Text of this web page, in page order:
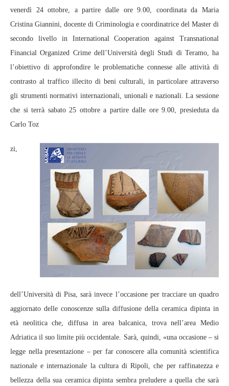
venerdì 24 ottobre, a partire dalle ore 9.00, coordinata da Maria
Cristina Giannini, docente di Criminologia e coordinatrice del Master di
secondo livello in International Cooperation against Transnational
Financial Organized Crime dell’Università degli Studi di Teramo, ha
l’obiettivo di approfondire le problematiche connesse alle attività di
contrasto al traffico illecito di beni culturali, in particolare attraverso
gli strumenti normativi internazionali, unionali e nazionali. La sessione
che si terrà sabato 25 ottobre a partire dalle ore 9.00, presieduta da
Carlo Toz
zi,
dell’Università di Pisa, sarà invece l’occasione per tracciare un quadro
aggiornato delle conoscenze sulla diffusione della ceramica dipinta in
età neolitica che, diffusa in area balcanica, trova nell’area Medio
Adriatica il suo limite più occidentale. Sarà, quindi, «una occasione ‒ si
legge nella presentazione ‒ per far conoscere alla comunità scientifica
nazionale e internazionale la cultura di Ripoli, che per raffinatezza e
bellezza della sua ceramica dipinta sembra preludere a quella che sarà